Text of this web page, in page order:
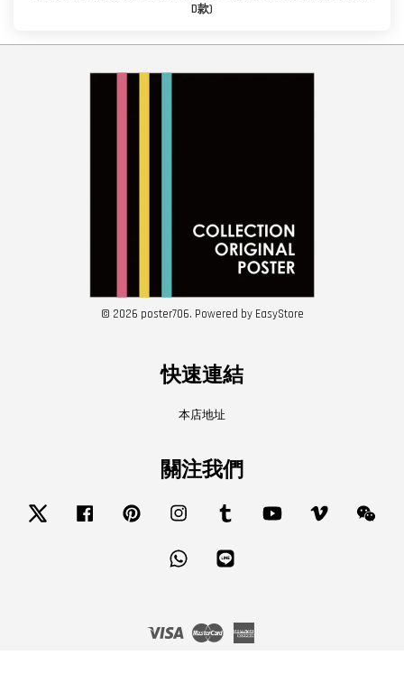
D款)
© 2026 poster706. Powered by EasyStore
快速連結
本店地址
關注我們
Twitter Facebook Pinterest Instagram Tumblr YouTube Vimeo
Whatsapp
Visa Master